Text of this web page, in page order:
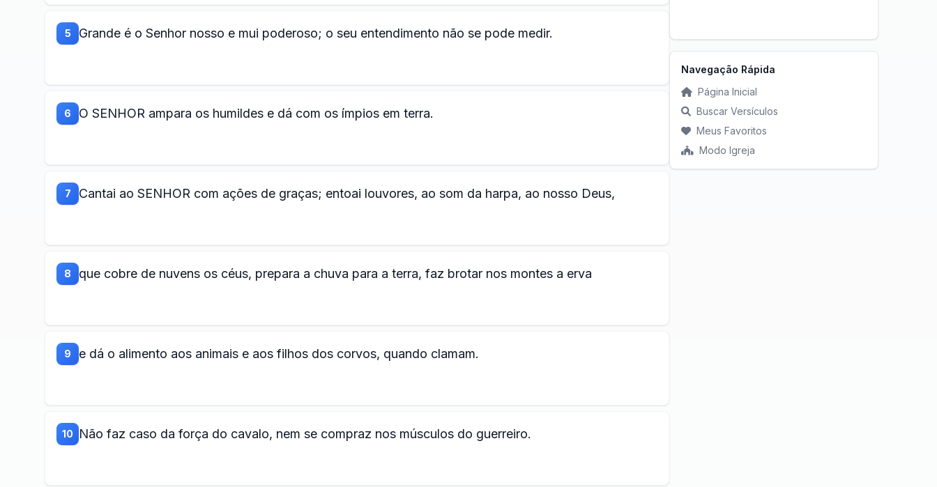
5 Grande é o Senhor nosso e mui poderoso; o seu entendimento não se pode medir.
6 O SENHOR ampara os humildes e dá com os ímpios em terra.
7 Cantai ao SENHOR com ações de graças; entoai louvores, ao som da harpa, ao nosso Deus,
8 que cobre de nuvens os céus, prepara a chuva para a terra, faz brotar nos montes a erva
9 e dá o alimento aos animais e aos filhos dos corvos, quando clamam.
10 Não faz caso da força do cavalo, nem se compraz nos músculos do guerreiro.
Navegação Rápida
Página Inicial
Buscar Versículos
Meus Favoritos
Modo Igreja